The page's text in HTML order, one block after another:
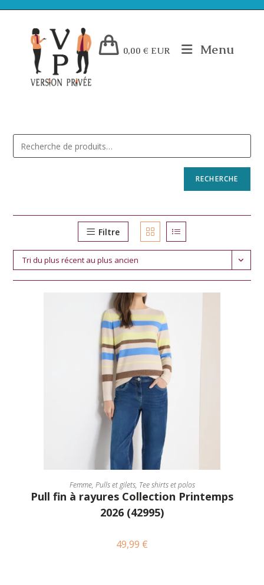
0,00 € EUR Menu
RECHERCHE
Filtre
Tri du plus récent au plus ancien
CHOIX DES OPTIONS
Femme, Pulls et gilets, Tee shirts et polos
Pull fin à rayures Collection Printemps
2026 (42995)
49,99 €